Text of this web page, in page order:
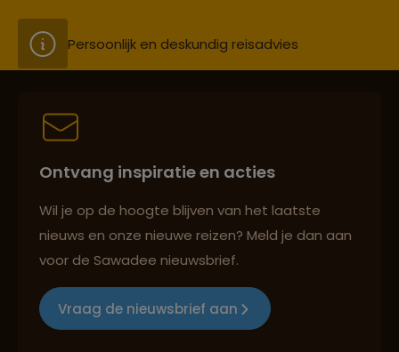
Best beoordeelde reisroutes
Groepsreizen mét indivuele vrijheid
Ontvang inspiratie en acties
Wil je op de hoogte blijven van het laatste
nieuws en onze nieuwe reizen? Meld je dan aan
voor de Sawadee nieuwsbrief.
Vraag de nieuwsbrief aan